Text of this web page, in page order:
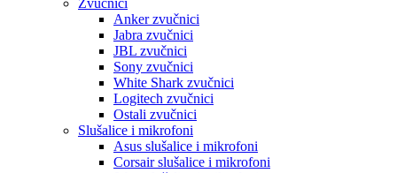
Zvučnici
Anker zvučnici
Jabra zvučnici
JBL zvučnici
Sony zvučnici
White Shark zvučnici
Logitech zvučnici
Ostali zvučnici
Slušalice i mikrofoni
Asus slušalice i mikrofoni
Corsair slušalice i mikrofoni